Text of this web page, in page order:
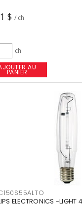
$ / ch
ch
AU
PANIER
ELECTRONICS -LIGHT